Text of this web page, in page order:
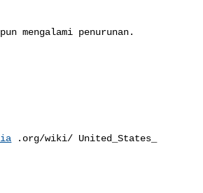
mengalami penurunan.
.org/wiki/ United_States_